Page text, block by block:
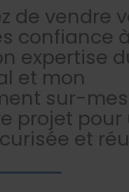
de vendre
confiance
expertise
et mon
sur-
projet pour
et